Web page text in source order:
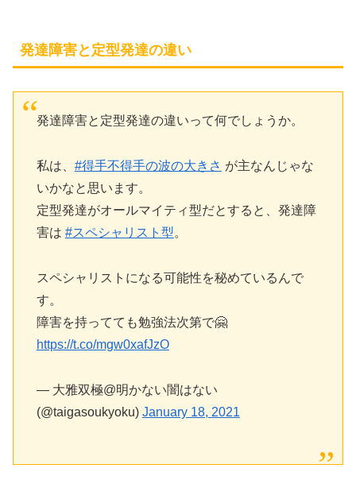
発達障害と定型発達の違い
発達障害と定型発達の違いって何でしょうか。
私は、 #得手不得手の波の大きさ が主なんじゃな
いかなと思います。
定型発達がオールマイティ型だとすると、発達障
害は #スペシャリスト型。
スペシャリストになる可能性を秘めているんで
す。
障害を持ってても勉強法次第で🤗
https://t.co/mgw0xafJzO
— 大雅双極@明かない闇はない
(@taigasoukyoku) January 18, 2021